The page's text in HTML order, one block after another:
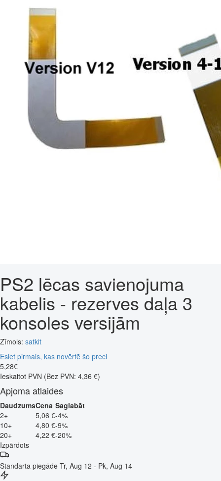
PS2 lēcas savienojuma
kabelis - rezerves daļa 3
konsoles versijām
Zīmols: satkit
Esiet pirmais, kas novērtē šo preci
5,28€
Ieskaitot PVN (Bez PVN: 4,36 €)
Apjoma atlaides
DaudzumsCena Saglabāt
2+
5,06 €-4%
10+
4,80 €-9%
20+
4,22 €-20%
Izpārdots
Standarta piegāde Tr, Aug 12 - Pk, Aug 14